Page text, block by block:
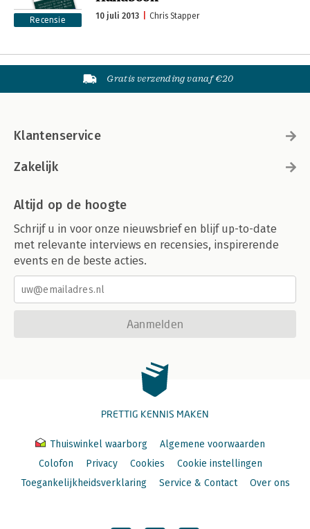
Recensie 10 juli 2013 Chris Stapper
Gratis verzending vanaf €20
Klantenservice
Zakelijk
Altijd op de hoogte
Schrijf u in voor onze nieuwsbrief en blijf up-to-date
met relevante interviews en recensies, inspirerende
events en de beste acties.
Aanmelden
PRETTIG KENNIS MAKEN
Thuiswinkel waarborg
Algemene voorwaarden
Colofon
Privacy Cookies
Cookie instellingen
Toegankelijkheidsverklaring
Service & Contact Over ons